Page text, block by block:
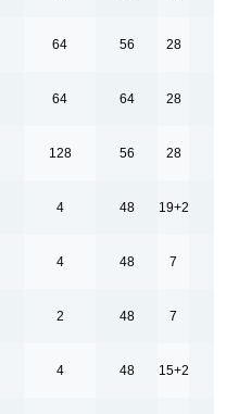
64 56 28
64 64 28
128 56 28
4 48 19+2
4 48 7
2 48 7
4 48 15+2